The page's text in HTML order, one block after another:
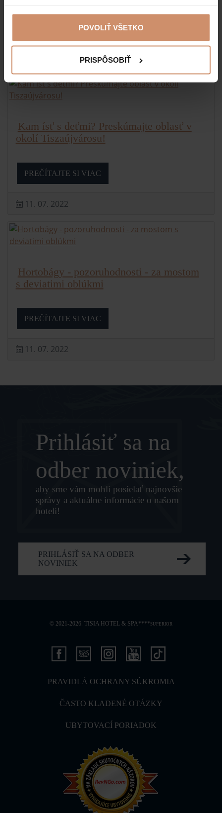
POVOLIŤ VŠETKO
PRISPÔSOBIŤ
PREČÍTAJTE SI VIAC
Kam ísť s deťmi? Preskúmajte oblasť v
okolí Tiszaújvárosu!
PREČÍTAJTE SI VIAC
11. 07. 2022
Hortobágy - pozoruhodnosti - za mostom
s deviatimi oblúkmi
PREČÍTAJTE SI VIAC
11. 07. 2022
Prihlásiť sa na
odber noviniek,
aby sme vám mohli posielať najnovšie
správy a aktuálne informácie o našom
hoteli!
PRIHLÁSIŤ SA NA ODBER
NOVINIEK
© 2021-2026. TISIA HOTEL & SPA**** SUPERIOR
PRAVIDLÁ OCHRANY SÚKROMIA
ČASTO KLADENÉ OTÁZKY
UBYTOVACÍ PORIADOK